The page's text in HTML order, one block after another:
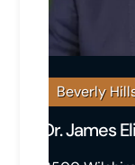
Beverly
Dr. James